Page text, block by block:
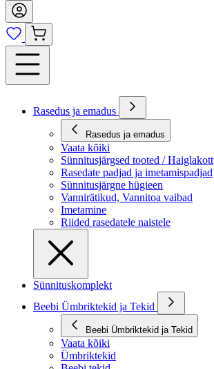
Rasedus ja emadus
Rasedus ja emadus
Vaata kõiki
Sünnitusjärgsed tooted / Haiglakott
Rasedate padjad ja imetamispadjad
Sünnitusjärgne hügieen
Vannirätikud, Vannitoa vaibad
Imetamine
Riided rasedatele naistele
Sünnituskomplekt
Beebi Ümbriktekid ja Tekid
Beebi Ümbriktekid ja Tekid
Vaata kõiki
Ümbriktekid